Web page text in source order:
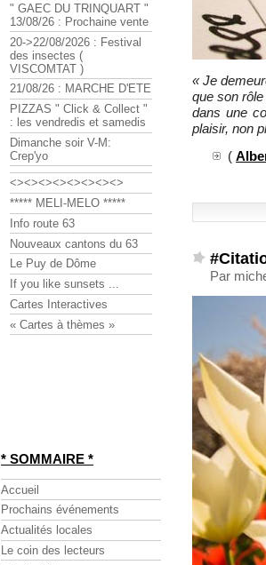
« Je
que son
dans une
plaisir, non
(
Par
" GAEC DU TRINQUART "
13/08/26 : Prochaine vente
20->22/08/2026 : Festival
des insectes (
VISCOMTAT )
21/08/26 : MARCHE D'ETE
PIZZAS " Click & Collect "
: les vendredis et samedis
Dimanche soir V-M:
Crep'yo
<><><><><><><><>
***** MELI-MELO *****
Info route 63
Nouveaux cantons du 63
Le Puy de Dôme
If you like sunsets ...
Cartes Interactives
« Cartes à thèmes »
* SOMMAIRE *
Accueil
Prochains événements
Actualités locales
Le coin des lecteurs